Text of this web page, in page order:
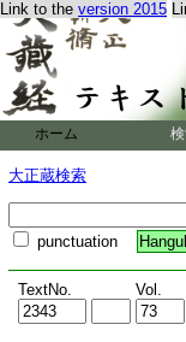
Link to the version 2015
ホーム
大正蔵検索
punctuation Hangul
TextNo. Vol.